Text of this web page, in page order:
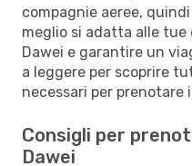
compagnie aeree,
meglio si adatta alle tue
Dawei e garantire un
a leggere per scoprire
necessari per prenotare
Consigli per
Dawei